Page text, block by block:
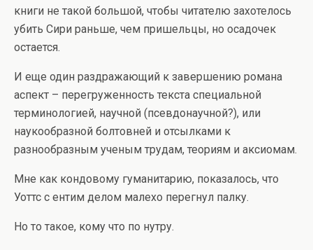
книги не такой большой, чтобы читателю захотелось
убить Сири раньше, чем пришельцы, но осадочек
остается.
И еще один раздражающий к завершению романа
аспект – перегруженность текста специальной
терминологией, научной (псевдонаучной?), или
наукообразной болтовней и отсылками к
разнообразным ученым трудам, теориям и аксиомам.
Мне как кондовому гуманитарию, показалось, что
Уоттс с ентим делом малехо перегнул палку.
Но то такое, кому что по нутру.